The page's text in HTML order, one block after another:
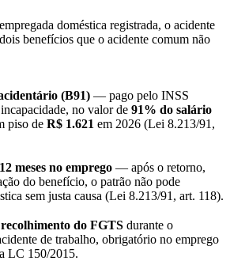
doméstica registrada, o acidente
benefícios que o acidente comum não
(B91) — pago pelo INSS
no valor de 91% do salário
piso de R$ 1.621 em 2026 (Lei 8.213/91,
meses no emprego — após o retorno,
do benefício, o patrão não pode
sem justa causa (Lei 8.213/91, art. 118).
do FGTS durante o
de trabalho, obrigatório no emprego
LC 150/2015.